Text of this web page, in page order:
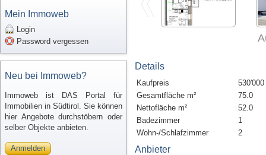
Mein Immoweb
Login
Password vergessen
Neu bei Immoweb?
Immoweb ist DAS Portal für
Immobilien in Südtirol. Sie können
hier Angebote durchstöbern oder
selber Objekte anbieten.
Anmelden
Details
Kaufpreis
530'000
Gesamtfläche m²
75.0
Nettofläche m²
52.0
Badezimmer
1
Wohn-/Schlafzimmer
2
Anbieter